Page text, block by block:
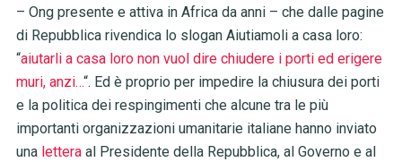
– Ong presente e attiva in Africa da anni – che dalle pagine
di Repubblica rivendica lo slogan Aiutiamoli a casa loro:
“aiutarli a casa loro non vuol dire chiudere i porti ed erigere
muri, anzi…“. Ed è proprio per impedire la chiusura dei porti
e la politica dei respingimenti che alcune tra le più
importanti organizzazioni umanitarie italiane hanno inviato
una letteraal Presidente della Repubblica, al Governo e al